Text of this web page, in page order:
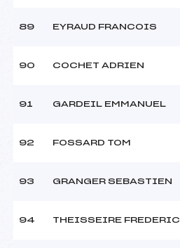
89 EYRAUD FRANCOIS
90 COCHET ADRIEN
91 GARDEIL EMMANUEL
92 FOSSARD TOM
93 GRANGER SEBASTIEN
94 THEISSEIRE FREDERIC